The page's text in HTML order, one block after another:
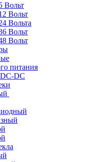
Вольт
Вольт
Вольта
Вольт
Вольт
питания
DC